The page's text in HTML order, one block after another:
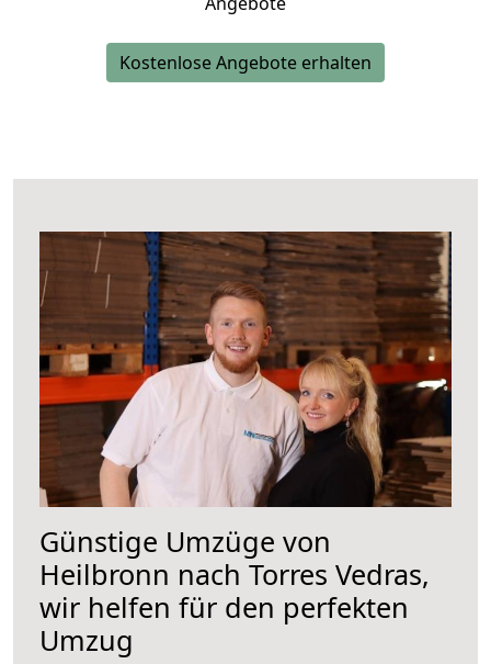
Kostenlose Angebote erhalten
Günstige Umzüge von
Heilbronn nach Torres Vedras,
wir helfen für den perfekten
Umzug